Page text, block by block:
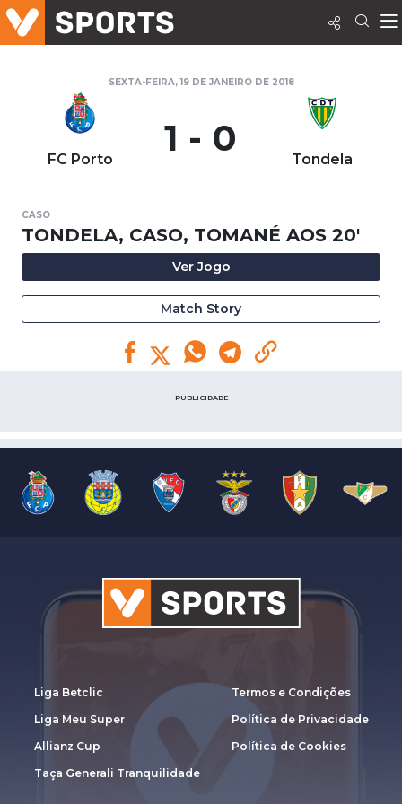
SEXTA-FEIRA, 19 DE JANEIRO DE 2018
FC Porto 1 - 0 Tondela
CASO
TONDELA, CASO, TOMANÉ AOS 20'
Ver Jogo
Match Story
PUBLICIDADE
Liga Betclic
Liga Meu Super
Allianz Cup
Taça Generali Tranquilidade
Termos e Condições
Política de Privacidade
Política de Cookies